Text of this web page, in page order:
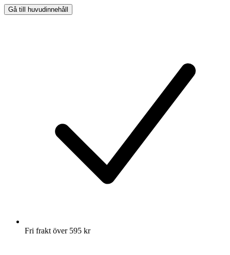
Gå till huvudinnehåll
Fri frakt över 595 kr